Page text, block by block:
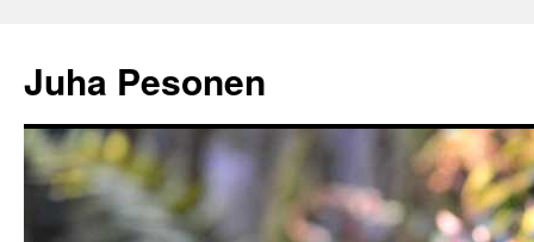
Juha Pesonen